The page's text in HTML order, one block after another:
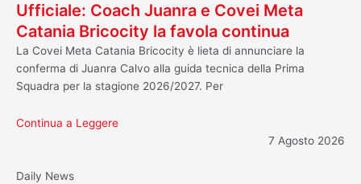
Ufficiale: Coach Juanra e Covei Meta
Catania Bricocity la favola continua
La Covei Meta Catania Bricocity è lieta di annunciare la
conferma di Juanra Calvo alla guida tecnica della Prima
Squadra per la stagione 2026/2027. Per
Continua a Leggere
7 Agosto 2026
Daily News